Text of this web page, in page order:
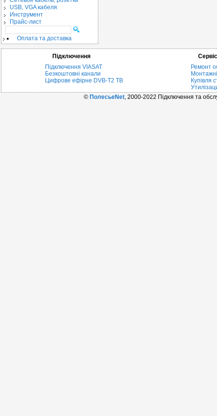
USB, VGA кабеля
Инструмент
Прайс-лист
Оплата та доставка
Підключення
Підключення VIASAT
Безкоштовні канали
Цифрове ефірне DVB-T2 ТВ
Ремонт
Купівля
© ПолесьеNet, 2000-2022 Підключення та